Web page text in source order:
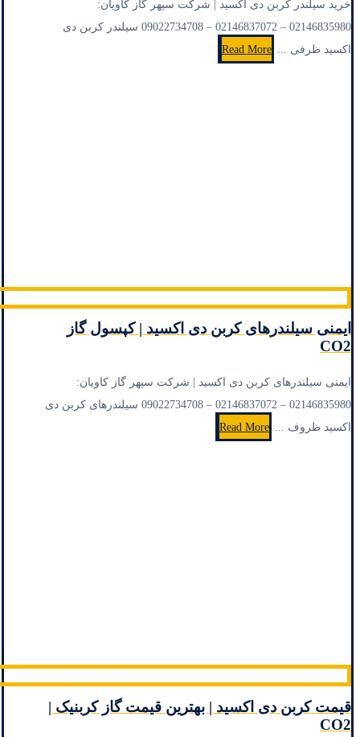
خرید سیلندر کربن دی اکسید | شرکت سپهر گاز کاویان:
02146835980 – 02146837072 – 09022734708 سیلندر کربن دی
اکسید ظرفی ...
Read More
ایمنی سیلندرهای کربن دی اکسید | کپسول گاز
CO2
ایمنی سیلندرهای کربن دی اکسید | شرکت سپهر گاز کاویان:
02146835980 – 02146837072 – 09022734708 سیلندرهای کربن دی
اکسید ظروف ... Read More
قیمت کربن دی اکسید | بهترین قیمت گاز کربنیک |
CO2